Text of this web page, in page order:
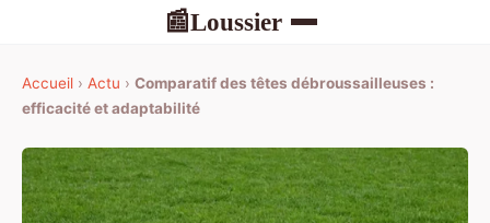
📰Loussier
Accueil › Actu › Comparatif des têtes débroussailleuses :
efficacité et adaptabilité